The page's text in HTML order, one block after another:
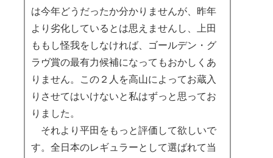
は今年どうだったか分かりませんが、昨年
より劣化しているとは思えませんし、上田
ももし怪我をしなければ、ゴールデン・グ
ラヴ賞の最有力候補になってもおかしくあ
りません。この２人を高山によってお蔵入
りさせてはいけないと私はずっと思ってお
りました。
それより平田をもっと評価して欲しいで
す。全日本のレギュラーとして選ばれて当